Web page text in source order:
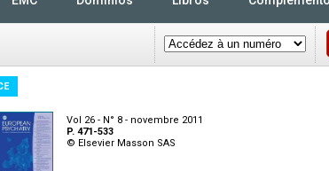
Vol 26 - N° 8 - novembre 2011
P. 471-533
© Elsevier Masson SAS